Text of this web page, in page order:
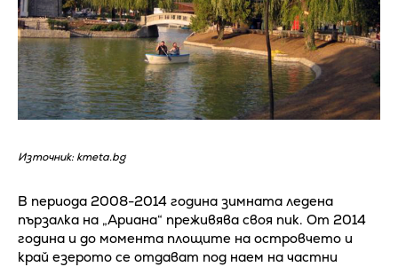
Източник: kmeta.bg
В периода 2008-2014 година зимната ледена
пързалка на „Ариана“ преживява своя пик. От 2014
година и до момента площите на островчето и
край езерото се отдават под наем на частни